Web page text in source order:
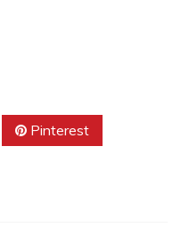
Pinterest